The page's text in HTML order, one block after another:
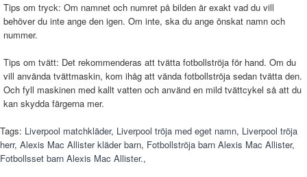
Tips om tryck: Om namnet och numret på bilden är exakt vad du vill
behöver du inte ange den igen. Om inte, ska du ange önskat namn och
nummer.
Tips om tvätt: Det rekommenderas att tvätta fotbollströja för hand. Om du
vill använda tvättmaskin, kom ihåg att vända fotbollströja sedan tvätta den.
Och fyll maskinen med kallt vatten och använd en mild tvättcykel så att du
kan skydda färgerna mer.
Tags: Liverpool matchkläder, Liverpool tröja med eget namn, Liverpool tröja
herr, Alexis Mac Allister kläder barn, Fotbollströja barn Alexis Mac Allister,
Fotbollsset barn Alexis Mac Allister.,